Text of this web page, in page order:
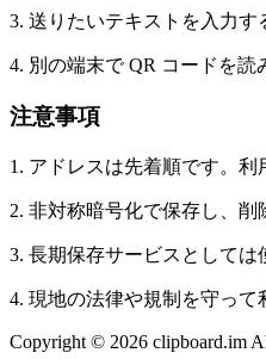
3. 送りたいテキストを入力す
4. 別の端末で QR コードを
注意事項
1. アドレスは先着順です。
2. 非対称暗号化で保存し、削
3. 長期保存サービスとしては
4. 現地の法律や規制を守って
Copyright © 2026 clipboard.im